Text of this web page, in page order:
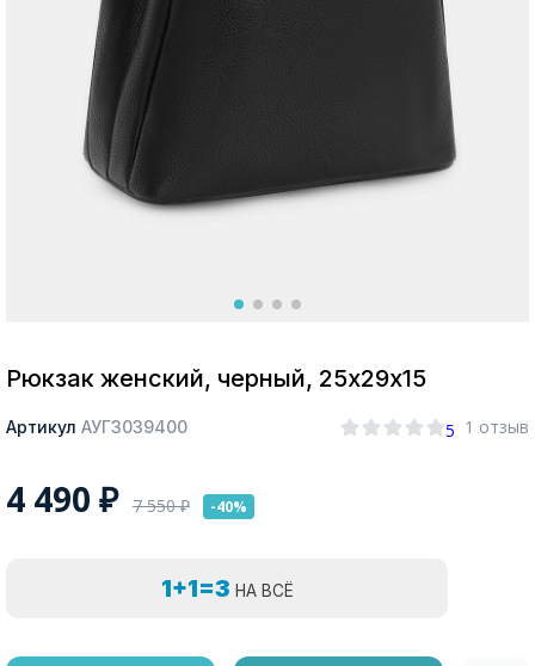
Москва
Рюкзак женский, черный, 25х29х15
Артикул АУГЗ039400 5 1 отзыв
4 490 ₽ 7 550₽ -40%
1+1=3 НА ВСЁ